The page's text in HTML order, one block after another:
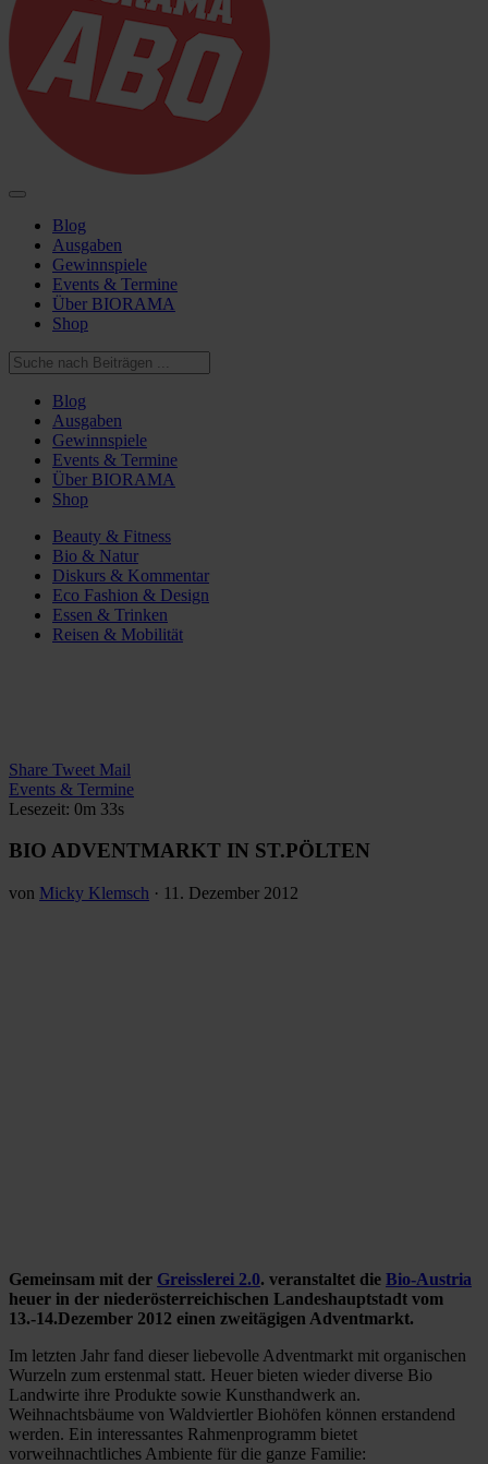
Blog
Ausgaben
Gewinnspiele
Events & Termine
Über BIORAMA
Shop
Blog
Ausgaben
Gewinnspiele
Events & Termine
Über BIORAMA
Shop
Beauty & Fitness
Bio & Natur
Diskurs & Kommentar
Eco Fashion & Design
Essen & Trinken
Reisen & Mobilität
Share Tweet Mail
Events & Termine
Lesezeit: 0m 33s
BIO ADVENTMARKT IN ST.PÖLTEN
von Micky Klemsch · 11. Dezember 2012
Gemeinsam mit der Greisslerei 2.0. veranstaltet die Bio-Austria
heuer in der niederösterreichischen Landeshauptstadt vom
13.-14.Dezember 2012 einen zweitägigen Adventmarkt.
Im letzten Jahr fand dieser liebevolle Adventmarkt mit organischen
Wurzeln zum erstenmal statt. Heuer bieten wieder diverse Bio
Landwirte ihre Produkte sowie Kunsthandwerk an.
Weihnachtsbäume von Waldviertler Biohöfen können erstandend
werden. Ein interessantes Rahmenprogramm bietet
vorweihnachtliches Ambiente für die ganze Familie: